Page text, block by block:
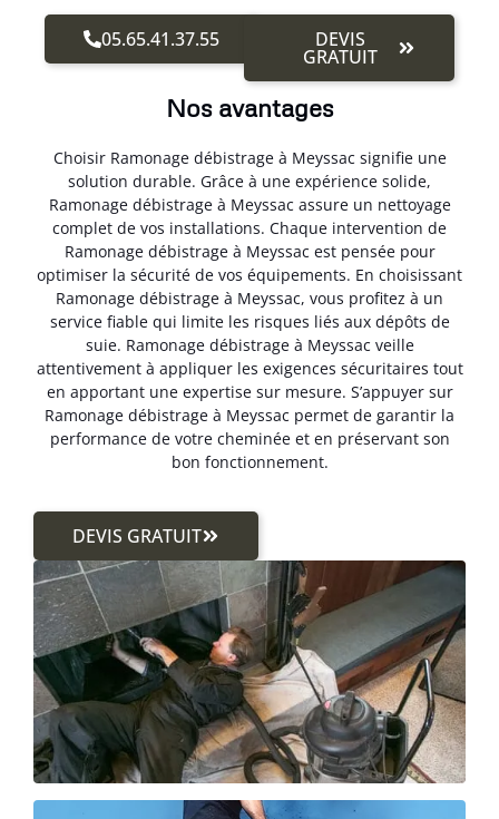
05.65.41.37.55 DEVIS
GRATUIT
Nos avantages
Choisir Ramonage débistrage à Meyssac signifie une
solution durable. Grâce à une expérience solide,
Ramonage débistrage à Meyssac assure un nettoyage
complet de vos installations. Chaque intervention de
Ramonage débistrage à Meyssac est pensée pour
optimiser la sécurité de vos équipements. En choisissant
Ramonage débistrage à Meyssac, vous profitez à un
service fiable qui limite les risques liés aux dépôts de
suie. Ramonage débistrage à Meyssac veille
attentivement à appliquer les exigences sécuritaires tout
en apportant une expertise sur mesure. S’appuyer sur
Ramonage débistrage à Meyssac permet de garantir la
performance de votre cheminée et en préservant son
bon fonctionnement.
DEVIS GRATUIT